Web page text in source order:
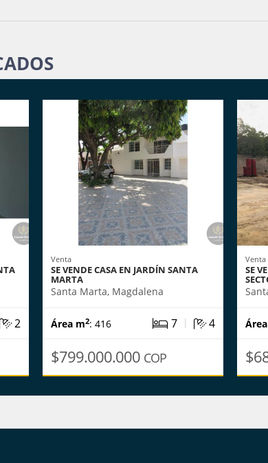
2
Venta
SE VENDE CASA EN JARDÍN SANTA
MARTA
Santa Marta, Magdalena
Área m2: 416 7 | 4
$799.000.000 COP
Venta
SE